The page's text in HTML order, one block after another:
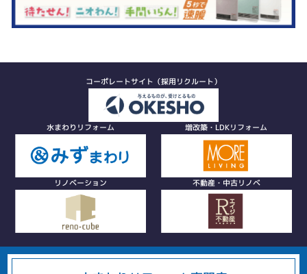
コーポレートサイト（採用リクルート）
水まわりリフォーム 増改築・LDKリフォーム
リノベーション 不動産・中古リノベ